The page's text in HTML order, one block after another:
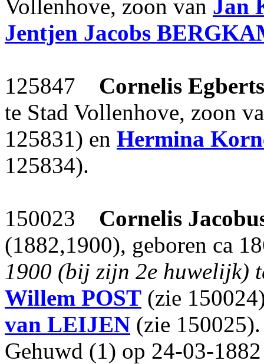
Vollenhove, zoon van Jan
Jentjen Jacobs
125847 Cornelis Egberts
te Stad Vollenhove, zoon
125831) en Hermina
125834).
150023 Cornelis
(1882,1900), geboren ca
1900 (bij zijn 2e huwelijk)
Willem POST (zie
van LEIJEN (zie 150025).
Gehuwd (1) op 24-03-